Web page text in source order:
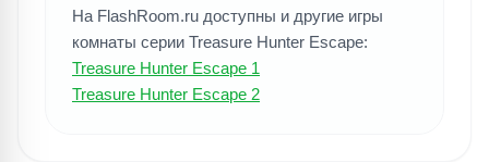
На FlashRoom.ru доступны и другие игры
комнаты серии Treasure Hunter Escape:
Treasure Hunter Escape 1
Treasure Hunter Escape 2